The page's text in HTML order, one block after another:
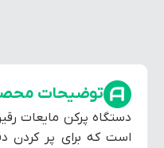
توضیحات